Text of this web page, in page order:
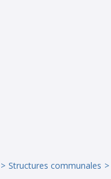
Structures communales